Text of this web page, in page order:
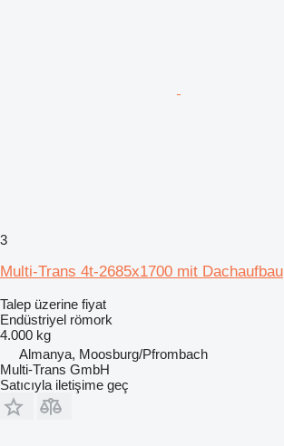
3
Multi-Trans 4t-2685x1700 mit Dachaufbau
Talep üzerine fiyat
Endüstriyel römork
4.000 kg
Almanya, Moosburg/Pfrombach
Multi-Trans GmbH
Satıcıyla iletişime geç